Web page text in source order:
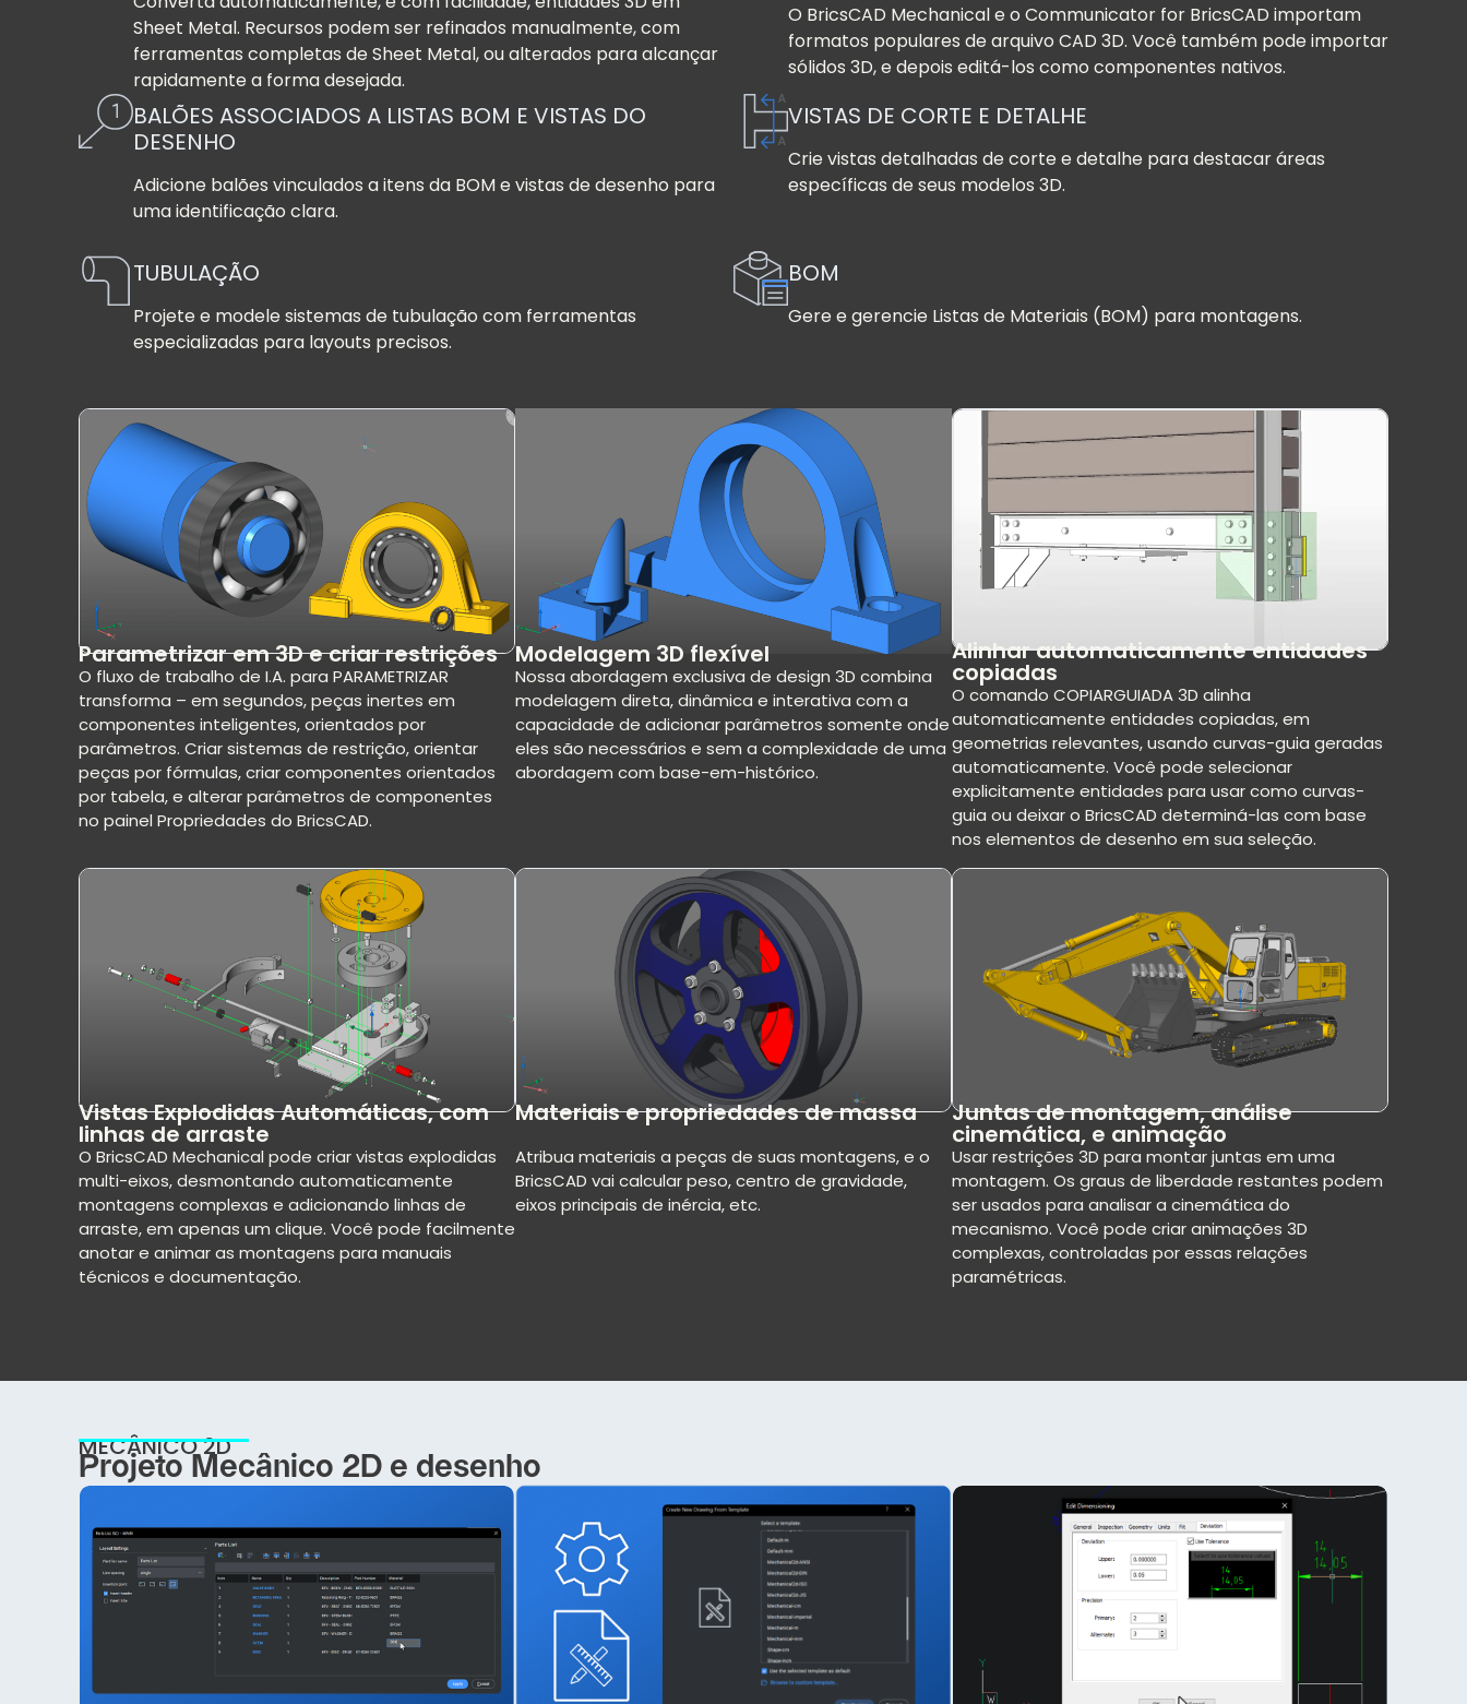
Sheet Metal. Recursos podem ser refinados manualmente, com
ferramentas completas de Sheet Metal, ou alterados para alcançar
rapidamente a forma desejada.
O BricsCAD Mechanical e o Communicator for BricsCAD importam
formatos populares de arquivo CAD 3D. Você também pode importar
sólidos 3D, e depois editá-los como componentes nativos.
BALÕES ASSOCIADOS A LISTAS BOM E VISTAS DO
DESENHO
Adicione balões vinculados a itens da BOM e vistas de desenho para
uma identificação clara.
VISTAS DE CORTE E DETALHE
Crie vistas detalhadas de corte e detalhe para destacar áreas
específicas de seus modelos 3D.
TUBULAÇÃO
Projete e modele sistemas de tubulação com ferramentas
especializadas para layouts precisos.
BOM
Gere e gerencie Listas de Materiais (BOM) para montagens.
Parametrizar em 3D e criar restrições
O fluxo de trabalho de I.A. para PARAMETRIZAR
transforma – em segundos, peças inertes em
componentes inteligentes, orientados por
parâmetros. Criar sistemas de restrição, orientar
peças por fórmulas, criar componentes orientados
por tabela, e alterar parâmetros de componentes
no painel Propriedades do BricsCAD.
Modelagem 3D flexível
Nossa abordagem exclusiva de design 3D combina
modelagem direta, dinâmica e interativa com a
capacidade de adicionar parâmetros somente onde
eles são necessários e sem a complexidade de uma
abordagem com base-em-histórico.
Alinhar automaticamente entidades
copiadas
O comando COPIARGUIADA 3D alinha
automaticamente entidades copiadas, em
geometrias relevantes, usando curvas-guia geradas
automaticamente. Você pode selecionar
explicitamente entidades para usar como curvas-
guia ou deixar o BricsCAD determiná-las com base
nos elementos de desenho em sua seleção.
Vistas Explodidas Automáticas, com
linhas de arraste
O BricsCAD Mechanical pode criar vistas explodidas
multi-eixos, desmontando automaticamente
montagens complexas e adicionando linhas de
arraste, em apenas um clique. Você pode facilmente
anotar e animar as montagens para manuais
técnicos e documentação.
Materiais e propriedades de massa
Atribua materiais a peças de suas montagens, e o
BricsCAD vai calcular peso, centro de gravidade,
eixos principais de inércia, etc.
Juntas de montagem, análise
cinemática, e animação
Usar restrições 3D para montar juntas em uma
montagem. Os graus de liberdade restantes podem
ser usados para analisar a cinemática do
mecanismo. Você pode criar animações 3D
complexas, controladas por essas relações
paramétricas.
MECÂNICO 2D
Projeto Mecânico 2D e desenho